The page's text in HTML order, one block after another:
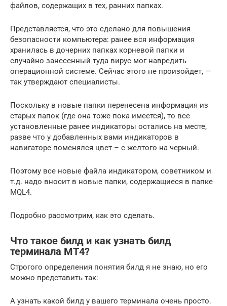
файлов, содержащих в тех, ранних папках.
Представляется, что это сделано для повышения
безопасности компьютера: ранее вся информация
хранилась в дочерних папках корневой папки и
случайно занесенный туда вирус мог навредить
операционной системе. Сейчас этого не произойдет, —
так утверждают специалисты.
Поскольку в новые папки перенесена информация из
старых папок (где она тоже пока имеется), то все
установленные ранее индикаторы остались на месте,
разве что у добавленных вами индикаторов в
навигаторе поменялся цвет – с желтого на черный.
Поэтому все новые файла индикатором, советником и
т.д. надо вносит в новые папки, содержащиеся в папке
MQL4.
Подробно рассмотрим, как это сделать.
Что такое билд и как узнать билд
терминала МТ4?
Строгого определения понятия билд я не знаю, но его
можно представить так:
А узнать какой билд у вашего терминала очень просто.